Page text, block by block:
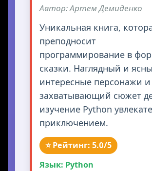
Автор: Артем Демиденко
Уникальная книга,
преподносит
программирование в
сказки. Наглядный и
интересные персонажи и
захватывающий сюжет
изучение Python
приключением.
⭐ Рейтинг: 5.0/5
Язык: Python